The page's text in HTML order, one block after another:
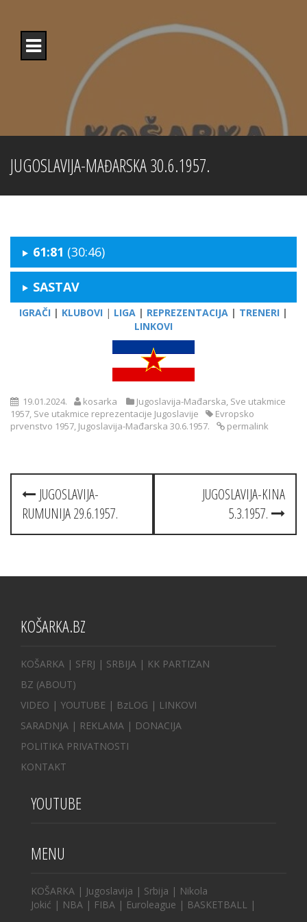
content
JUGOSLAVIJA-MAĐARSKA 30.6.1957.
61:81 (30:46)
SASTAV
IGRAČI | KLUBOVI | LIGA | REPREZENTACIJA | TRENERI |
LINKOVI
19.01.2024. kosarka Jugoslavija-Mađarska, Sve utakmice
1957, Sve utakmice reprezentacije Jugoslavije
Evropsko
prvenstvo 1957, Jugoslavija-Mađarska 30.6.1957. permalink
Post
navigation
JUGOSLAVIJA-
RUMUNIJA 29.6.1957.
JUGOSLAVIJA-KINA
5.3.1957.
KOŠARKA.BZ
KOŠARKA | SFRJ | SRBIJA | KK PARTIZAN
BZ (ABOUT)
VIDEO | YOUTUBE | BzLOG | LINKOVI
SARADNJA | REKLAMA | DONACIJA
POLITIKA PRIVATNOSTI
KONTAKT
YOUTUBE
MENU
KOŠARKA | Jugoslavija | Srbija | Nikola
Jokić | NBA | FIBA | Euroleague | BASKETBALL |